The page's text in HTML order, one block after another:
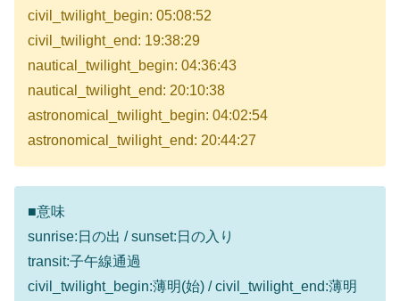
civil_twilight_begin: 05:08:52
civil_twilight_end: 19:38:29
nautical_twilight_begin: 04:36:43
nautical_twilight_end: 20:10:38
astronomical_twilight_begin: 04:02:54
astronomical_twilight_end: 20:44:27
■意味
sunrise:日の出 / sunset:日の入り
transit:子午線通過
civil_twilight_begin:薄明(始) / civil_twilight_end:薄明